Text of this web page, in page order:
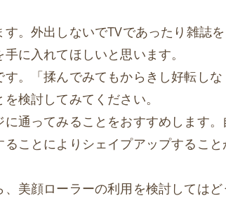
。外出しないでTVであったり雑誌を
に入れてほしいと思います。
。「揉んでみてもからきし好転しな
検討してみてください。
通ってみることをおすすめします。
ことによりシェイプアップすること
美顔ローラーの利用を検討してはど